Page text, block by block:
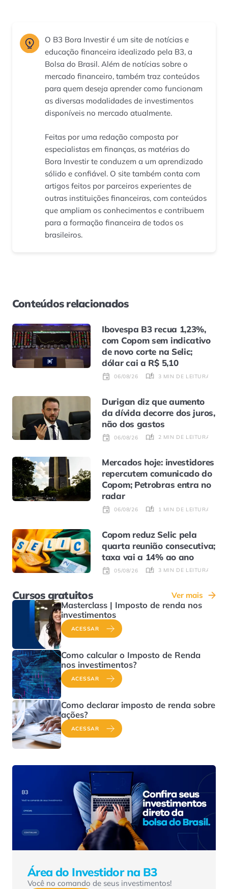
O B3 Bora Investir é um site de notícias e
educação financeira idealizado pela B3, a
Bolsa do Brasil. Além de notícias sobre o
mercado financeiro, também traz conteúdos
para quem deseja aprender como funcionam
as diversas modalidades de investimentos
disponíveis no mercado atualmente.
Feitas por uma redação composta por
especialistas em finanças, as matérias do
Bora Investir te conduzem a um aprendizado
sólido e confiável. O site também conta com
artigos feitos por parceiros experientes de
outras instituições financeiras, com conteúdos
que ampliam os conhecimentos e contribuem
para a formação financeira de todos os
brasileiros.
Conteúdos relacionados
Ibovespa B3 recua 1,23%,
com Copom sem indicativo
de novo corte na Selic;
dólar cai a R$ 5,10
06/08/26 3 MIN DE LEITURA
Durigan diz que aumento
da dívida decorre dos juros,
não dos gastos
06/08/26 2 MIN DE LEITURA
Mercados hoje: investidores
repercutem comunicado do
Copom; Petrobras entra no
radar
06/08/26 1 MIN DE LEITURA
Copom reduz Selic pela
quarta reunião consecutiva;
taxa vai a 14% ao ano
05/08/26 3 MIN DE LEITURA
Cursos gratuitos Ver mais
Masterclass | Imposto de renda nos
investimentos
ACESSAR
Como calcular o Imposto de Renda
nos investimentos?
ACESSAR
Como declarar imposto de renda sobre
ações?
ACESSAR
Área do Investidor na B3
Você no comando de seus investimentos!